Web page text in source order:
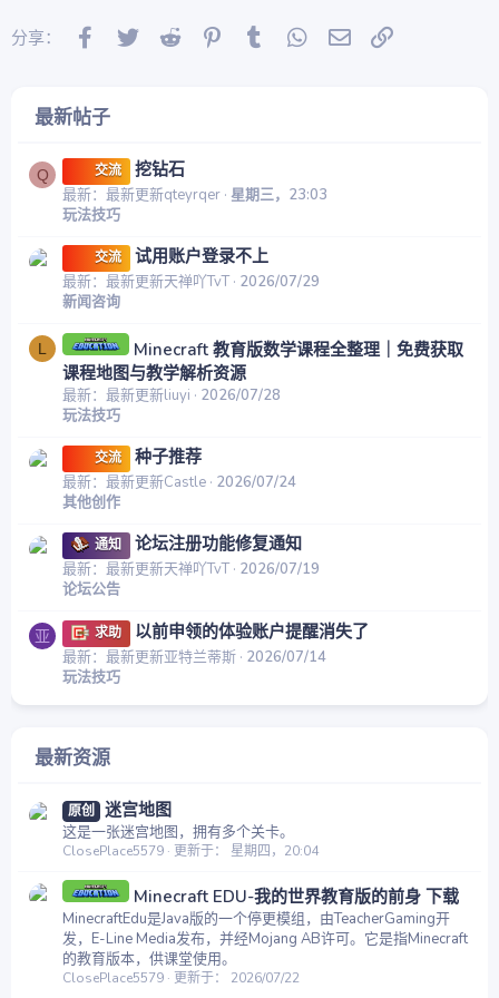
分享： Facebook
Twitter Reddit PinterestTumblr WhatsApp
邮件
最新帖子
Q 交流 挖钻石
最新：最新更新qteyrqer 星期三，23:03
玩法技巧
交流 试用账户登录不上
最新：最新更新天禅吖TvT 2026/07/29
新闻咨询
L
Minecraft 教育版数学课程全整理｜免费获取
课程地图与教学解析资源
最新：最新更新liuyi
2026/07/28
玩法技巧
交流 种子推荐
最新：最新更新Castle 2026/07/24
其他创作
通知 论坛注册功能修复通知
最新：最新更新天禅吖TvT 2026/07/19
论坛公告
亚 求助 以前申领的体验账户提醒消失了
最新：最新更新亚特兰蒂斯 2026/07/14
玩法技巧
最新资源
原创 迷宫地图
这是一张迷宫地图，拥有多个关卡。
ClosePlace5579 更新于： 星期四，20:04
Minecraft EDU-我的世界教育版的前身 下载
MinecraftEdu是Java版的一个停更模组，由TeacherGaming开
发，E-Line Media发布，并经Mojang AB许可。它是指Minecraft
的教育版本，供课堂使用。
ClosePlace5579 更新于： 2026/07/22